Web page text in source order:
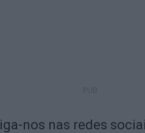
nos nas redes